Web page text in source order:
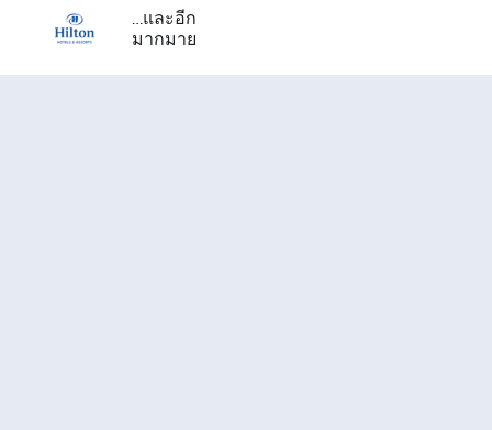
...และอีก
มากมาย